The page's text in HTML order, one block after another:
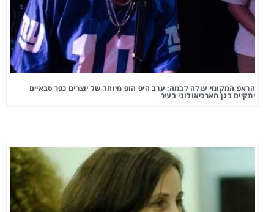
הראפ המקומי עולה לבמה: ערב היפ הופ מיוחד של יוצרים כפר סבאיים
יתקיים בגן הארכיאולוגי בעיר